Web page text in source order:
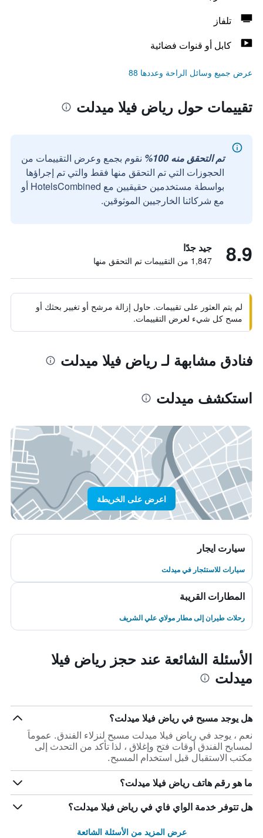
تلفاز
كابل أو قنوات فضائية
عرض جميع وسائل الراحة وعددها 88
تقييمات حول رياض فيلا ميدلت
تم التحقق منه 100%
نقوم بجمع وعرض التقييمات من
الحجوزات التي تم التحقق منها فقط والتي تم إجراؤها
بواسطة مستخدمين حقيقيين مع HotelsCombined أو
مع شركائنا الخارجيين الموثوقين.
8.9 جيد جدًا
1,847 من التقييمات تم التحقق منها
لم يتم العثور على تقييمات. حاول إزالة مرشح أو تغيير بحثك أو
مسح كل شيء لعرض التقييمات.
فنادق مشابهة لـ رياض فيلا ميدلت
استكشف ميدلت
اعرض على الخريطة
سيارت ايجار
سيارات للاستئجار في ميدلت
المطارات القريبة
رحلات طيران إلى مطار مولاي علي الشريف
الأسئلة الشائعة عند حجز رياض فيلا
ميدلت
هل يوجد مسبح في رياض فيلا ميدلت؟
نعم ، يوجد في رياض فيلا ميدلت مسبح لنزلاء الفندق. عموماً
لمسابح الفندق أوقات فتح وإغلاق ، لذا تأكد من التحدث إلى
مكتب الاستقبال قبل استخدام المسبح.
ما هو رقم هاتف رياض فيلا ميدلت؟
هل تتوفر خدمة الواي فاي في رياض فيلا ميدلت؟
عرض المزيد من الأسئلة الشائعة